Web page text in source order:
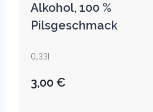
Alkohol, 100 %
Pilsgeschmack
0,33l
3,00 €